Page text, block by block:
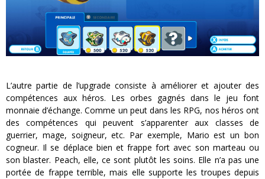
L’autre partie de l’upgrade consiste à améliorer et ajouter des
compétences aux héros. Les orbes gagnés dans le jeu font
monnaie d’échange. Comme un peut dans les RPG, nos héros ont
des compétences qui peuvent s’apparenter aux classes de
guerrier, mage, soigneur, etc. Par exemple, Mario est un bon
cogneur. Il se déplace bien et frappe fort avec son marteau ou
son blaster. Peach, elle, ce sont plutôt les soins. Elle n’a pas une
portée de frappe terrible, mais elle supporte les troupes depuis